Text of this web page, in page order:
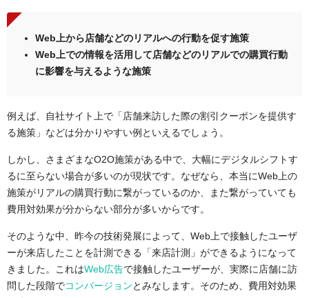
Web上から店舗などのリアルへの行動を促す施策
Web上での情報を活用して店舗などのリアルでの購買行動
に影響を与えるような施策
例えば、自社サイト上で「店舗来訪した際の割引クーポンを提供す
る施策」などは分かりやすい例といえるでしょう。
しかし、さまざまなO2O施策がある中で、大幅にデジタルシフトす
るに至らない場合が多いのが現状です。なぜなら、本当にWeb上の
施策がリアルの購買行動に繋がっているのか、また繋がっていても
費用対効果が分からない部分が多いからです。
そのような中、昨今の技術発展によって、Web上で接触したユーザ
ーが来店したことを計測できる「来店計測」ができるようになって
きました。これはWeb広告で接触したユーザーが、実際に店舗に訪
問した段階でコンバージョンとみなします。そのため、費用対効果